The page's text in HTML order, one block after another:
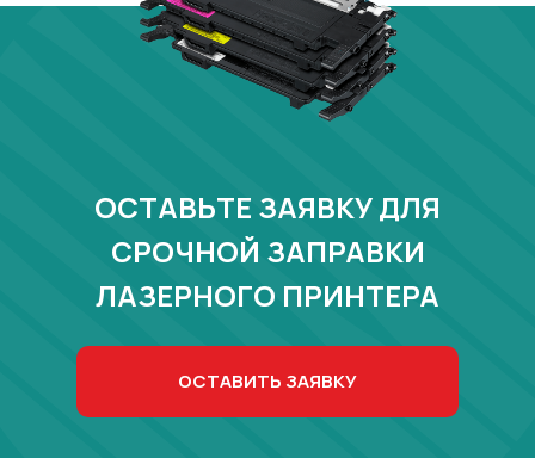
ОСТАВЬТЕ ЗАЯВКУ ДЛЯ
СРОЧНОЙ ЗАПРАВКИ
ЛАЗЕРНОГО ПРИНТЕРА
ОСТАВИТЬ ЗАЯВКУ